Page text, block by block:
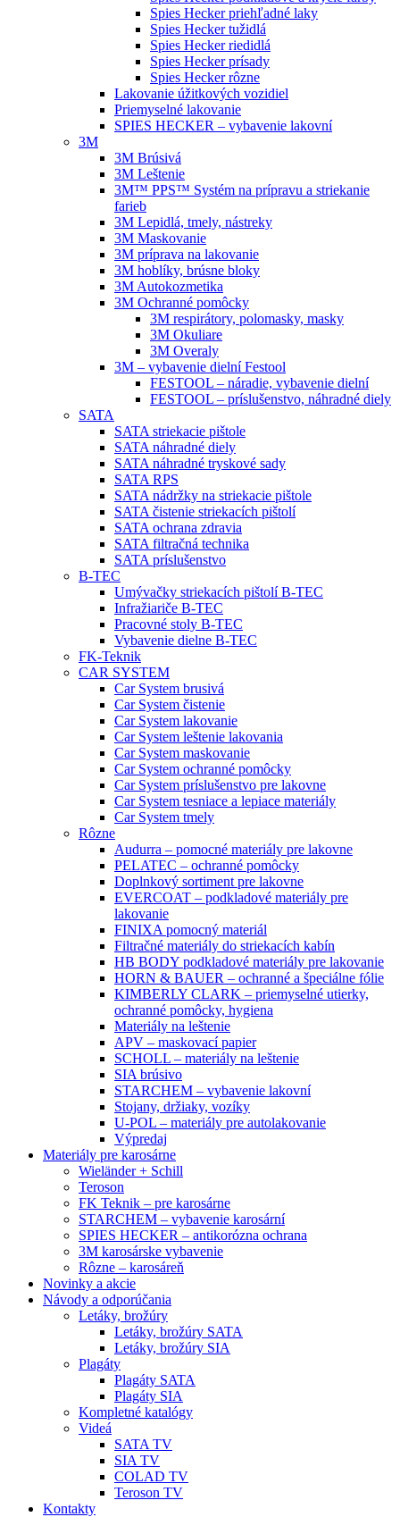
Spies Hecker priehľadné laky
Spies Hecker tužidlá
Spies Hecker riedidlá
Spies Hecker prísady
Spies Hecker rôzne
Lakovanie úžitkových vozidiel
Priemyselné lakovanie
SPIES HECKER – vybavenie lakovní
3M
3M Brúsivá
3M Leštenie
3M™ PPS™ Systém na prípravu a striekanie
farieb
3M Lepidlá, tmely, nástreky
3M Maskovanie
3M príprava na lakovanie
3M hoblíky, brúsne bloky
3M Autokozmetika
3M Ochranné pomôcky
3M respirátory, polomasky, masky
3M Okuliare
3M Overaly
3M – vybavenie dielní Festool
FESTOOL – náradie, vybavenie dielní
FESTOOL – príslušenstvo, náhradné diely
SATA
SATA striekacie pištole
SATA náhradné diely
SATA náhradné tryskové sady
SATA RPS
SATA nádržky na striekacie pištole
SATA čistenie striekacích pištolí
SATA ochrana zdravia
SATA filtračná technika
SATA príslušenstvo
B-TEC
Umývačky striekacích pištolí B-TEC
Infražiariče B-TEC
Pracovné stoly B-TEC
Vybavenie dielne B-TEC
FK-Teknik
CAR SYSTEM
Car System brusivá
Car System čistenie
Car System lakovanie
Car System leštenie lakovania
Car System maskovanie
Car System ochranné pomôcky
Car System príslušenstvo pre lakovne
Car System tesniace a lepiace materiály
Car System tmely
Rôzne
Audurra – pomocné materiály pre lakovne
PELATEC – ochranné pomôcky
Doplnkový sortiment pre lakovne
EVERCOAT – podkladové materiály pre
lakovanie
FINIXA pomocný materiál
Filtračné materiály do striekacích kabín
HB BODY podkladové materiály pre lakovanie
HORN & BAUER – ochranné a špeciálne fólie
KIMBERLY CLARK – priemyselné utierky,
ochranné pomôcky, hygiena
Materiály na leštenie
APV – maskovací papier
SCHOLL – materiály na leštenie
SIA brúsivo
STARCHEM – vybavenie lakovní
Stojany, držiaky, vozíky
U-POL – materiály pre autolakovanie
Výpredaj
Materiály pre karosárne
Wieländer + Schill
Teroson
FK Teknik – pre karosárne
STARCHEM – vybavenie karosární
SPIES HECKER – antikorózna ochrana
3M karosárske vybavenie
Rôzne – karosáreň
Novinky a akcie
Návody a odporúčania
Letáky, brožúry
Letáky, brožúry SATA
Letáky, brožúry SIA
Plagáty
Plagáty SATA
Plagáty SIA
Kompletné katalógy
Videá
SATA TV
SIA TV
COLAD TV
Teroson TV
Kontakty